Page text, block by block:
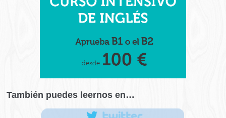
También puedes leernos en…